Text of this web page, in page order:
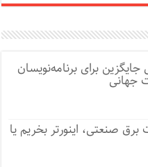
برای برنامه‌نویسان
جهانی
صنعتی، اینورتر بخریم یا